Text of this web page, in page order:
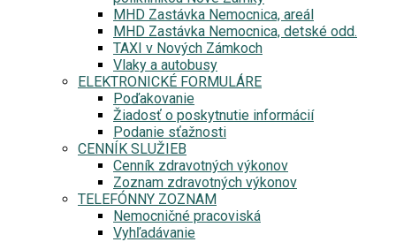
MHD Zastávka Nemocnica, areál
MHD Zastávka Nemocnica, detské odd.
TAXI v Nových Zámkoch
Vlaky a autobusy
ELEKTRONICKÉ FORMULÁRE
Poďakovanie
Žiadosť o poskytnutie informácií
Podanie sťažnosti
CENNÍK SLUŽIEB
Cenník zdravotných výkonov
Zoznam zdravotných výkonov
TELEFÓNNY ZOZNAM
Nemocničné pracoviská
Vyhľadávanie